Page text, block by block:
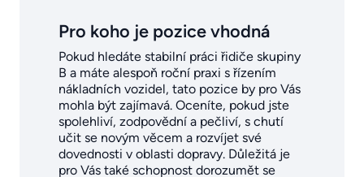
Pro koho je pozice vhodná
Pokud hledáte stabilní práci řidiče skupiny
B a máte alespoň roční praxi s řízením
nákladních vozidel, tato pozice by pro Vás
mohla být zajímavá. Oceníte, pokud jste
spolehliví, zodpovědní a pečliví, s chutí
učit se novým věcem a rozvíjet své
dovednosti v oblasti dopravy. Důležitá je
pro Vás také schopnost dorozumět se